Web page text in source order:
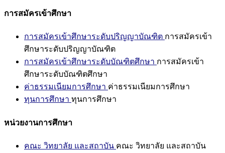
การสมัครเข้าศึกษา
การสมัครเข้าศึกษาระดับปริญญาบัณฑิต การสมัครเข้า
ศึกษาระดับปริญญาบัณฑิต
การสมัครเข้าศึกษาระดับบัณฑิตศึกษา การสมัครเข้า
ศึกษาระดับบัณฑิตศึกษา
ค่าธรรมเนียมการศึกษา ค่าธรรมเนียมการศึกษา
ทุนการศึกษา ทุนการศึกษา
หน่วยงานการศึกษา
คณะ วิทยาลัย และสถาบัน คณะ วิทยาลัย และสถาบัน